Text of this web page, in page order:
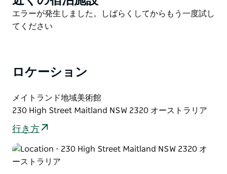
List
Product
List
エラーが発生しました。しばらくしてからもう一度試し
てください
ロケーション
メイトランド地域美術館
230 High Street Maitland NSW 2320 オーストラリア
行き方